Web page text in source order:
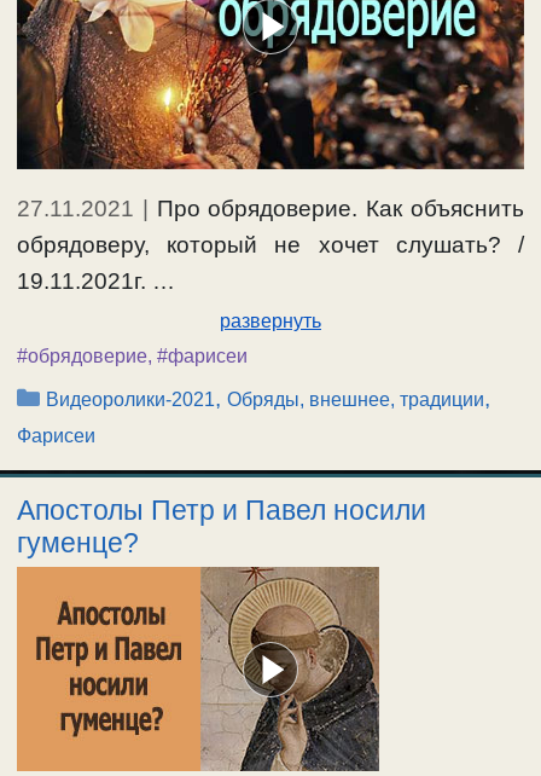
27.11.2021
Про обрядоверие. Как объяснить
обрядоверу, который не хочет слушать? /
19.11.2021г. …
развернуть
#обрядоверие, #фарисеи
Рубрики
Видеоролики-2021,Обряды, внешнее, традиции,
Фарисеи
Апостолы Петр и Павел носили
гуменце?